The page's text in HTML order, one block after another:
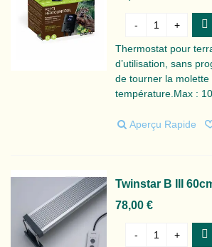
- +
Thermostat pour
d’utilisation, sans
de tourner la
température.Max :
Aperçu Rapide
Twinstar B III
78,00 €
- +